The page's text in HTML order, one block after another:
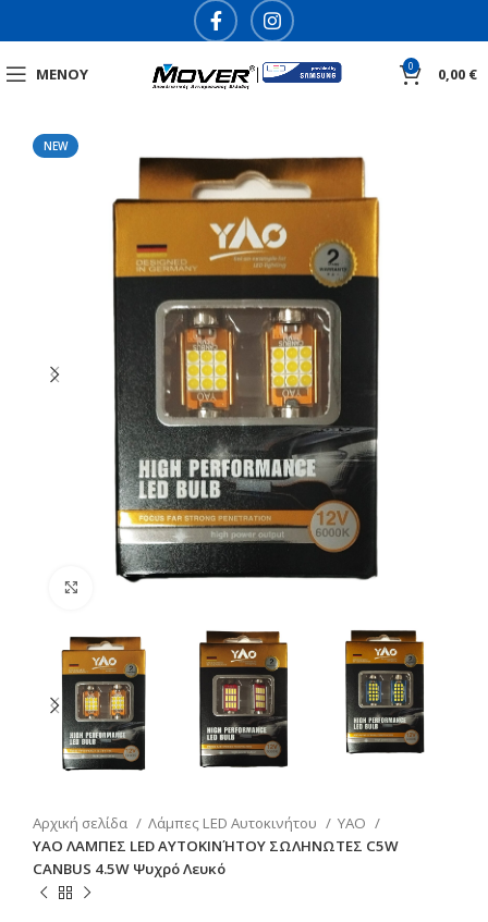
ΜΕΝΟΎ 0 0,00 €
NEW
Click to enlarge
Αρχική σελίδα Λάμπες LED Αυτοκινήτου
YAO
YAO ΛΑΜΠΕΣ LED ΑΥΤΟΚΙΝΉΤΟΥ ΣΩΛΗΝΩΤΕΣ C5W
CANBUS 4.5W Ψυχρό Λευκό